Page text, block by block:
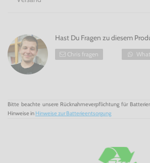
Hast Du Fragen zu diesem
Chris fragen
Bitte beachte unsere Rücknahmeverpflichtung für
Hinweise in Hinweise zur Batterieentsorgung